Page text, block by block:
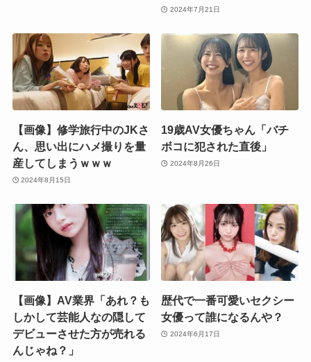
2024年7月21日
【画像】修学旅行中のJKさ
ん、思い出にハメ撮りを量
産してしまうｗｗｗ
2024年8月15日
19歳AV女優ちゃん「バチ
ボコに犯された直後」
2024年8月26日
【画像】AV業界「あれ？も
しかして芸能人なの隠して
デビューさせた方が売れる
んじゃね？」
歴代で一番可愛いセクシー
女優って誰になるんや？
2024年6月17日